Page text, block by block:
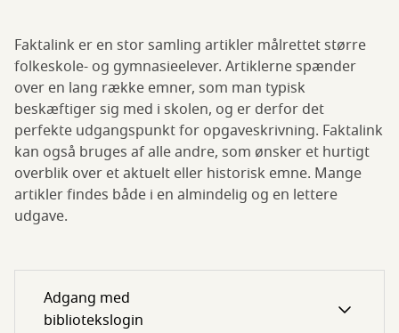
Faktalink er en stor samling artikler målrettet større
folkeskole- og gymnasieelever. Artiklerne spænder
over en lang række emner, som man typisk
beskæftiger sig med i skolen, og er derfor det
perfekte udgangspunkt for opgaveskrivning. Faktalink
kan også bruges af alle andre, som ønsker et hurtigt
overblik over et aktuelt eller historisk emne. Mange
artikler findes både i en almindelig og en lettere
udgave.
Adgang med
bibliotekslogin